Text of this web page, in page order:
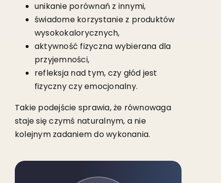
unikanie porównań z innymi,
świadome korzystanie z produktów
wysokokalorycznych,
aktywność fizyczna wybierana dla
przyjemności,
refleksja nad tym, czy głód jest
fizyczny czy emocjonalny.
Takie podejście sprawia, że równowaga
staje się czymś naturalnym, a nie
kolejnym zadaniem do wykonania.